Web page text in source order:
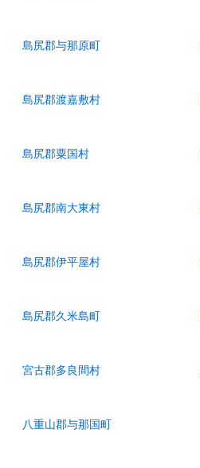
島尻郡与那原町
島尻郡渡嘉敷村
島尻郡粟国村
島尻郡南大東村
島尻郡伊平屋村
島尻郡久米島町
宮古郡多良間村
八重山郡与那国町